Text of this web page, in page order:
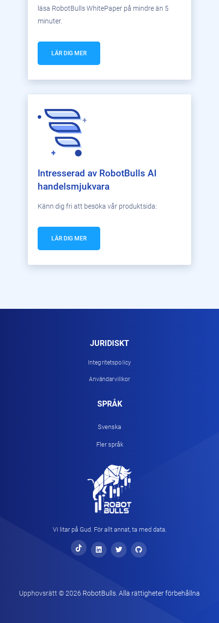
läsa RobotBulls WhitePaper på mindre än 5
minuter.
LÄR DIG MER
Intresserad av RobotBulls AI
handelsmjukvara
Känn dig fri att besöka vår produktsida:
LÄR DIG MER
JURIDISKT
Integritetspolicy
Användarvillkor
SPRÅK
Svenska
Fler språk
Vi litar på Gud. För allt annat, ta med data.
Upphovsrätt ©2026 RobotBulls. Alla rättigheter förbehållna